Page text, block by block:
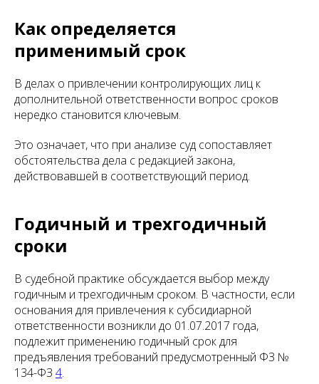
Как определяется
применимый срок
В делах о привлечении контролирующих лиц к
дополнительной ответственности вопрос сроков
нередко становится ключевым.
Это означает, что при анализе суд сопоставляет
обстоятельства дела с редакцией закона,
действовавшей в соответствующий период.
Годичный и трехгодичный
сроки
В судебной практике обсуждается выбор между
годичным и трехгодичным сроком. В частности, если
основания для привлечения к субсидиарной
ответственности возникли до 01.07.2017 года,
подлежит применению годичный срок для
предъявления требований предусмотренный ФЗ №
134-ФЗ 4.